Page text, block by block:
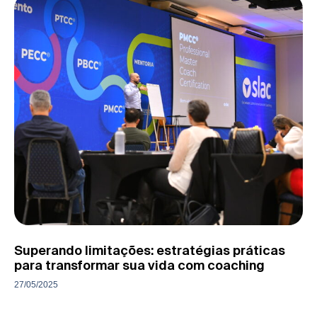
Superando limitações: estratégias práticas
para transformar sua vida com coaching
27/05/2025